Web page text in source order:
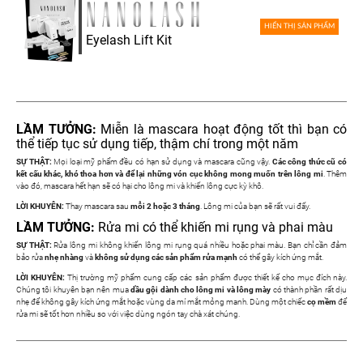
Eyelash Lift Kit
HIỂN THỊ SẢN PHẨM
LẦM TƯỞNG: Miễn là mascara hoạt động tốt thì bạn có
thể tiếp tục sử dụng tiếp, thậm chí trong một năm
SỰ THẬT: Mọi loại mỹ phẩm đều có hạn sử dụng và mascara cũng vậy. Các công thức cũ có
kết cấu khác, khó thoa hơn và để lại những vón cục không mong muốn trên lông mi . Thêm
vào đó, mascara hết hạn sẽ có hại cho lông mi và khiến lông cực kỳ khô.
LỜI KHUYÊN: Thay mascara sau mỗi 2 hoặc 3 tháng . Lông mi của bạn sẽ rất vui đấy.
LẦM TƯỞNG: Rửa mi có thể khiến mi rụng và phai màu
SỰ THẬT: Rửa lông mi không khiến lông mi rụng quá nhiều hoặc phai màu. Bạn chỉ cần đảm
bảo rửanhẹ nhàngvà không sử dụng các sản phẩm rửa mạnh có thể gây kích ứng mắt.
LỜI KHUYÊN: Thị trường mỹ phẩm cung cấp các sản phẩm được thiết kế cho mục đích này.
Chúng tôi khuyên bạn nên muadầu gội dành cho lông mi và lông mày có thành phần rất dịu
nhẹ để không gây kích ứng mắt hoặc vùng da mí mắt mỏng manh. Dùng một chiếccọ mềmđể
rửa mi sẽ tốt hơn nhiều so với việc dùng ngón tay chà xát chúng.